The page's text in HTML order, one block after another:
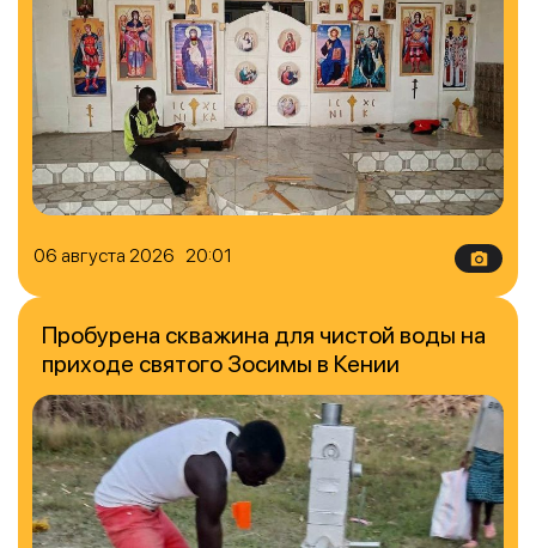
06 августа 2026 20:01
Пробурена скважина для чистой воды на
приходе святого Зосимы в Кении